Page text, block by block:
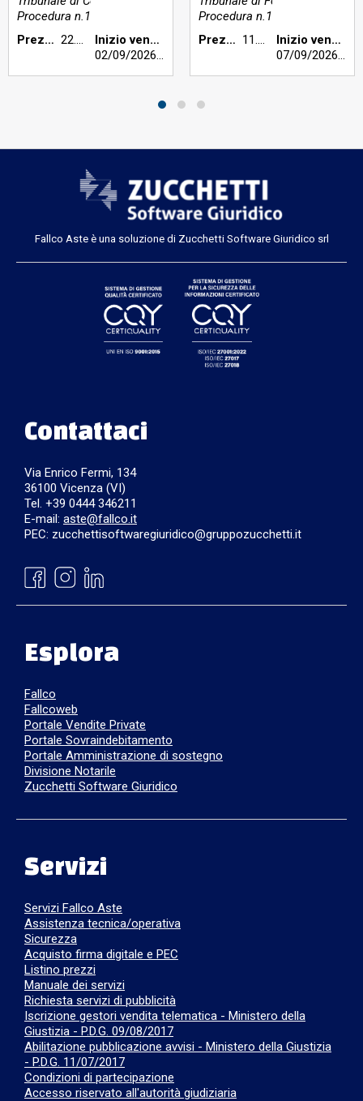
Procedura n.101/2020
Prezzo base €:
Inizio vendita:
Procedura n.138/2019
Prezzo base €:
Inizio vendita:
Fallco Aste è una soluzione di Zucchetti Software Giuridico srl
Contattaci
Via Enrico Fermi, 134
36100 Vicenza (VI)
Tel. +39 0444 346211
E-mail: aste@fallco.it
PEC: zucchettisoftwaregiuridico@gruppozucchetti.it
Esplora
Fallco
Fallcoweb
Portale Vendite Private
Portale Sovraindebitamento
Portale Amministrazione di sostegno
Divisione Notarile
Zucchetti Software Giuridico
Servizi
Servizi Fallco Aste
Assistenza tecnica/operativa
Sicurezza
Acquisto firma digitale e PEC
Listino prezzi
Manuale dei servizi
Richiesta servizi di pubblicità
Iscrizione gestori vendita telematica - Ministero della
Giustizia - P.D.G. 09/08/2017
Abilitazione pubblicazione avvisi - Ministero della Giustizia
- P.D.G. 11/07/2017
Condizioni di partecipazione
Accesso riservato all'autorità giudiziaria